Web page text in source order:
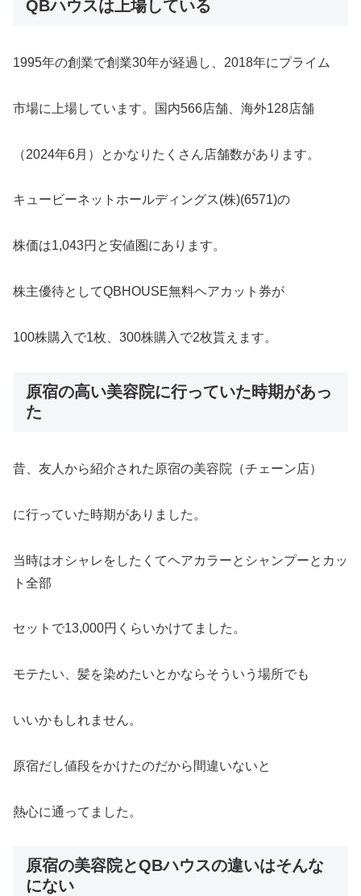
QBハウスは上場している
1995年の創業で創業30年が経過し、2018年にプライム
市場に上場しています。国内566店舗、海外128店舗
（2024年6月）とかなりたくさん店舗数があります。
キュービーネットホールディングス(株)(6571)の
株価は1,043円と安値圏にあります。
株主優待としてQBHOUSE無料ヘアカット券が
100株購入で1枚、300株購入で2枚貰えます。
原宿の高い美容院に行っていた時期があっ
た
昔、友人から紹介された原宿の美容院（チェーン店）
に行っていた時期がありました。
当時はオシャレをしたくてヘアカラーとシャンプーとカッ
ト全部
セットで13,000円くらいかけてました。
モテたい、髪を染めたいとかならそういう場所でも
いいかもしれません。
原宿だし値段をかけたのだから間違いないと
熱心に通ってました。
原宿の美容院とQBハウスの違いはそんな
にない